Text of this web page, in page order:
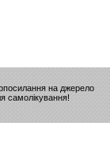
на джерело
самолікування!